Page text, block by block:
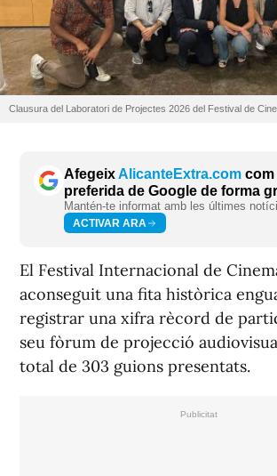
Clausura del Laboratori de Projectes 2026 del Festival de
AfegeixAlicanteExtra.com com
preferida de Google de forma
Mantén-te informat amb les últimes
ACTIVAR ARA
El Festival Internacional de
aconseguit una fita històrica
registrar una xifra rècord de
seu fòrum de projecció
total de 303 guions presentats.